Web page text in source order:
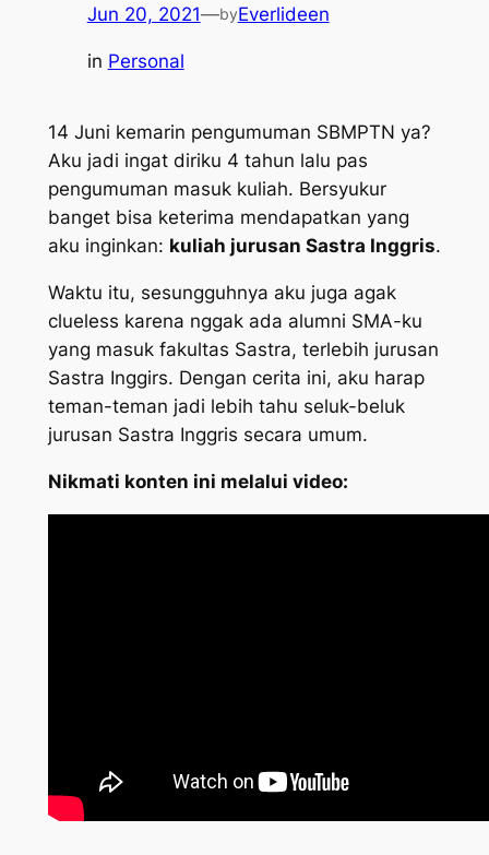
Jun 20, 2021—byEverlideen
in Personal
14 Juni kemarin pengumuman SBMPTN ya?
Aku jadi ingat diriku 4 tahun lalu pas
pengumuman masuk kuliah. Bersyukur
banget bisa keterima mendapatkan yang
aku inginkan: kuliah jurusan Sastra Inggris.
Waktu itu, sesungguhnya aku juga agak
clueless karena nggak ada alumni SMA-ku
yang masuk fakultas Sastra, terlebih jurusan
Sastra Inggirs. Dengan cerita ini, aku harap
teman-teman jadi lebih tahu seluk-beluk
jurusan Sastra Inggris secara umum.
Nikmati konten ini melalui video: